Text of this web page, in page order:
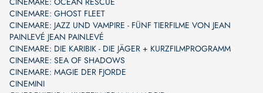
CINEMARE: GHOST FLEET
CINEMARE: JAZZ UND VAMPIRE - FÜNF TIERFILME VON JEAN
PAINLEVÉ JEAN PAINLEVÉ
CINEMARE: DIE KARIBIK - DIE JÄGER + KURZFILMPROGRAMM
CINEMARE: SEA OF SHADOWS
CINEMARE: MAGIE DER FJORDE
CINEMINI